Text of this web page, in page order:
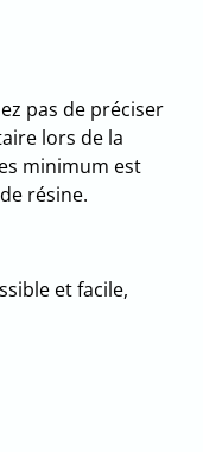
pas de préciser
lors de la
minimum est
résine.
et facile,